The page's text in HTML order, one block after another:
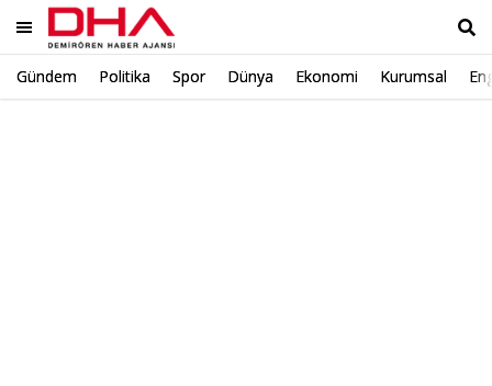
Gündem Politika Spor Dünya Ekonomi Kurumsal